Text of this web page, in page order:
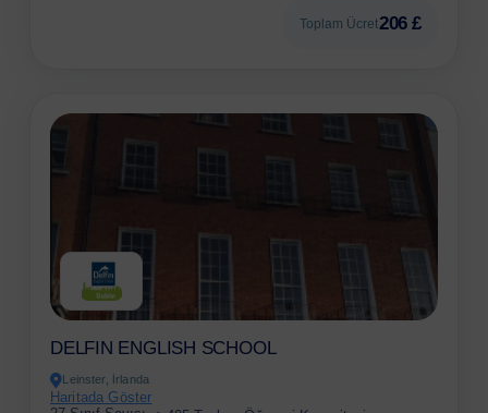
Toplam Ücret206 £
DELFIN ENGLISH SCHOOL
Leinster, İrlanda
Haritada Göster